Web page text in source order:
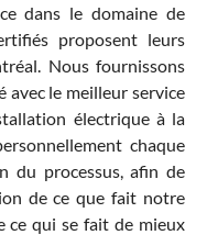
dans le domaine de
proposent leurs
Nous fournissons
avec le meilleur service
électrique à la
chaque
du processus, afin de
de ce que fait notre
ce qui se fait de mieux